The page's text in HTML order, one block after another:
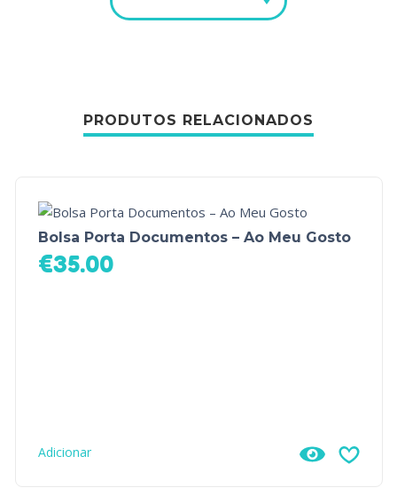
PRODUTOS RELACIONADOS
Bolsa Porta Documentos – Ao Meu Gosto
€35.00
Adicionar